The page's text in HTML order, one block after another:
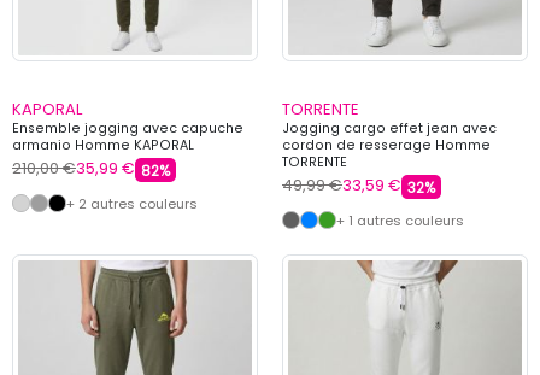
KAPORAL
Ensemble jogging avec capuche
armanio Homme KAPORAL
210,00 €35,99 € 82%
+ 2 autres couleurs
TORRENTE
Jogging cargo effet jean avec
cordon de resserage Homme
TORRENTE
49,99 €33,59 € 32%
+ 1 autres couleurs